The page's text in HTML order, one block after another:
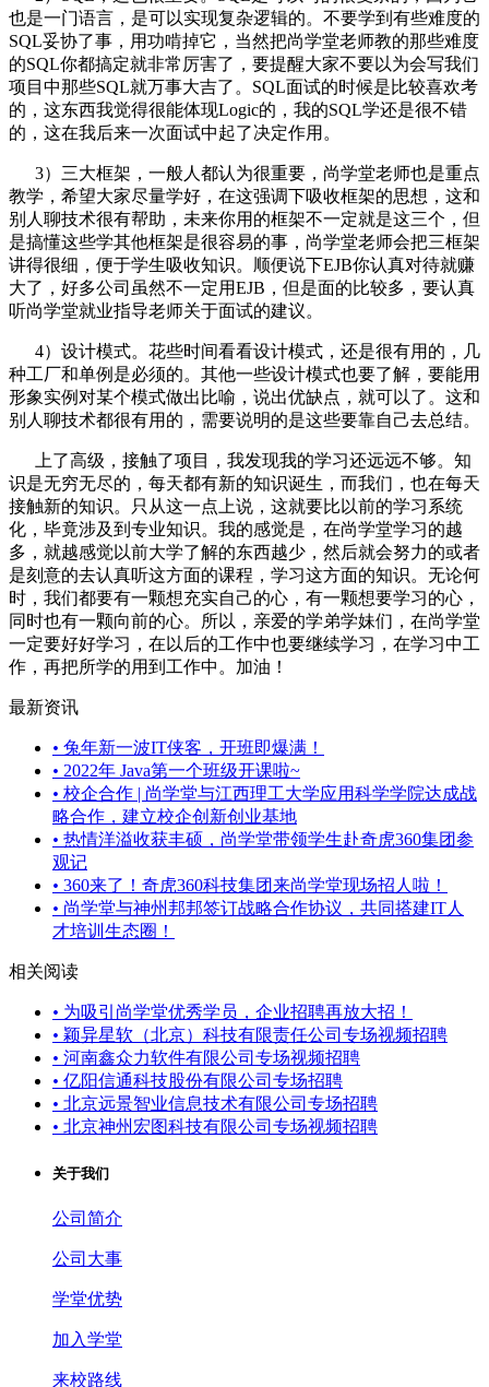
也是一门语言，是可以实现复杂逻辑的。不要学到有些难度的
SQL妥协了事，用功啃掉它，当然把尚学堂老师教的那些难度
的SQL你都搞定就非常厉害了，要提醒大家不要以为会写我们
项目中那些SQL就万事大吉了。SQL面试的时候是比较喜欢考
的，这东西我觉得很能体现Logic的，我的SQL学还是很不错
的，这在我后来一次面试中起了决定作用。
3）三大框架，一般人都认为很重要，尚学堂老师也是重点
教学，希望大家尽量学好，在这强调下吸收框架的思想，这和
别人聊技术很有帮助，未来你用的框架不一定就是这三个，但
是搞懂这些学其他框架是很容易的事，尚学堂老师会把三框架
讲得很细，便于学生吸收知识。顺便说下EJB你认真对待就赚
大了，好多公司虽然不一定用EJB，但是面的比较多，要认真
听尚学堂就业指导老师关于面试的建议。
4）设计模式。花些时间看看设计模式，还是很有用的，几
种工厂和单例是必须的。其他一些设计模式也要了解，要能用
形象实例对某个模式做出比喻，说出优缺点，就可以了。这和
别人聊技术都很有用的，需要说明的是这些要靠自己去总结。
上了高级，接触了项目，我发现我的学习还远远不够。知
识是无穷无尽的，每天都有新的知识诞生，而我们，也在每天
接触新的知识。只从这一点上说，这就要比以前的学习系统
化，毕竟涉及到专业知识。我的感觉是，在尚学堂学习的越
多，就越感觉以前大学了解的东西越少，然后就会努力的或者
是刻意的去认真听这方面的课程，学习这方面的知识。无论何
时，我们都要有一颗想充实自己的心，有一颗想要学习的心，
同时也有一颗向前的心。所以，亲爱的学弟学妹们，在尚学堂
一定要好好学习，在以后的工作中也要继续学习，在学习中工
作，再把所学的用到工作中。加油！
最新资讯
• 兔年新一波IT侠客，开班即爆满！
• 2022年 Java第一个班级开课啦~
• 校企合作 | 尚学堂与江西理工大学应用科学学院达成战
略合作，建立校企创新创业基地
• 热情洋溢收获丰硕，尚学堂带领学生赴奇虎360集团参
观记
• 360来了！奇虎360科技集团来尚学堂现场招人啦！
• 尚学堂与神州邦邦签订战略合作协议，共同搭建IT人
才培训生态圈！
相关阅读
• 为吸引尚学堂优秀学员，企业招聘再放大招！
• 颖异星软（北京）科技有限责任公司专场视频招聘
• 河南鑫众力软件有限公司专场视频招聘
• 亿阳信通科技股份有限公司专场招聘
• 北京远景智业信息技术有限公司专场招聘
• 北京神州宏图科技有限公司专场视频招聘
关于我们
公司简介
公司大事
学堂优势
加入学堂
来校路线